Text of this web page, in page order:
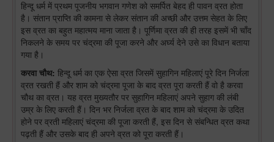
हिन्दू धर्म में प्रथम पूजनीय भगवान गणेश को समर्पित बेहद ही पावन व्रत होता
है। संतान प्राप्ति की कामना से लेकर संतान की अच्छी और उत्तम सेहत के लिए
इस व्रत का बहुत महात्मय माना जाता है। पूर्णिमा व्रत की ही तरह इसमें भी चाँद
निकलने के समय पर चंद्रमा की पूजा करने और अर्घ्य देने उसे का विधान बताया
गया है।
करवा चौथ: हिन्दू धर्म का एक ऐसा व्रत जिसमें सुहागिन महिलाएं पूरे दिन निर्जला
व्रत रखती हैं और शाम को चंद्रमा पूजा के बाद व्रत पूरा करती हैं वो है करवा
चौथ का व्रत। यह व्रत मुख्यतौर पर सुहागिन महिलाएं अपने सुहाग की लंबी
उम्र के लिए करती हैं। दिन भर निर्जला व्रत के बाद शाम को चंद्रमा के उदित
होने पर व्रती महिलाएं चंद्रमा की पूजा करती हैं, इस दिन से संबन्धित व्रत कथा
पढ़ती हैं और उसके बाद ही अपने व्रत को पूरा करती हैं।